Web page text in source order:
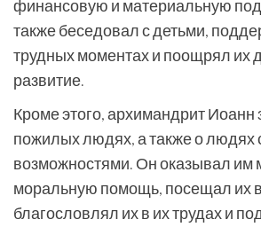
финансовую и материальную
также беседовал с детьми,
трудных моментах и поощрял их
развитие.
Кроме этого, архимандрит Иоанн
пожилых людях, а также о людях
возможностями. Он оказывал им
моральную помощь, посещал их
благословлял их в их трудах и